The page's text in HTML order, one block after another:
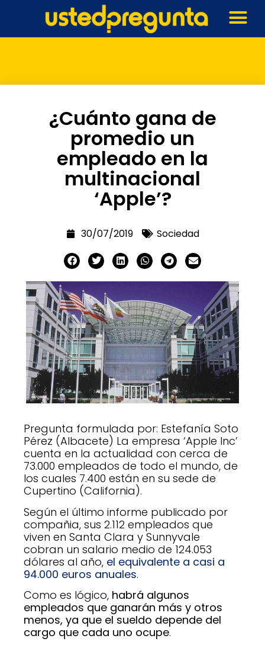
¿Cuánto gana de
promedio un
empleado en la
multinacional
‘Apple’?
30/07/2019 Sociedad
Pregunta formulada por: Estefanía Soto
Pérez (Albacete) La empresa ‘Apple Inc’
cuenta en la actualidad con cerca de
73.000 empleados de todo el mundo, de
los cuales 7.400 están en su sede de
Cupertino (California).
Según el último informe publicado por
compañia, sus 2.112 empleados que
viven en Santa Clara y Sunnyvale
cobran un salario medio de 124.053
dólares al año, el equivalente a casi a
94.000 euros anuales.
Como es lógico, habrá algunos
empleados que ganarán más y otros
menos, ya que el sueldo depende del
cargo que cada uno ocupe.